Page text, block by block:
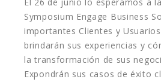
Symposium Engage Business
importantes Clientes y
brindarán sus experiencias y
la transformación de sus
Expondrán sus casos de éxito